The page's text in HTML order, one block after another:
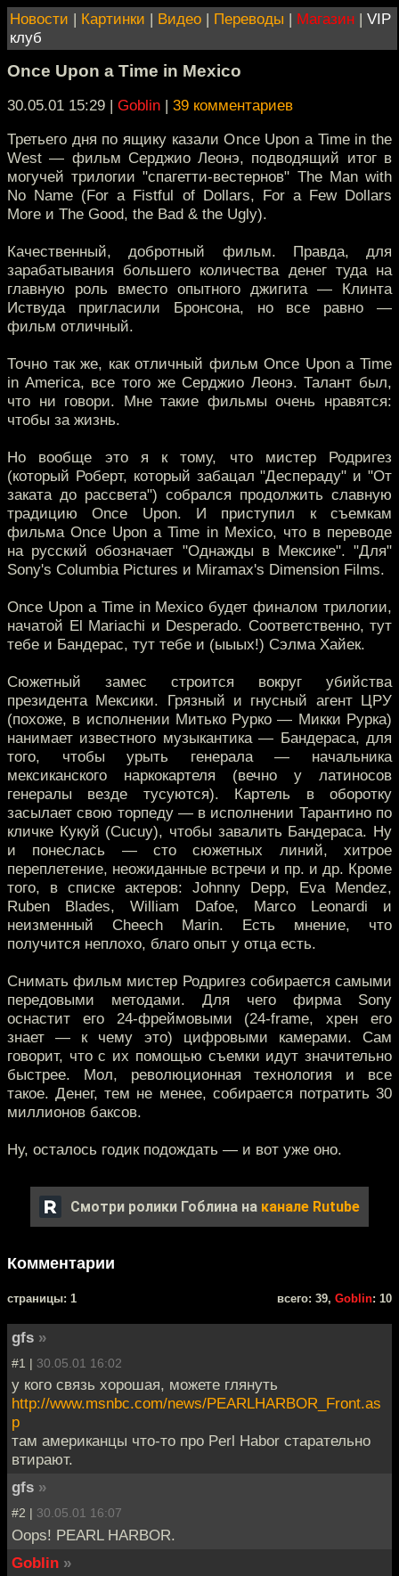
Новости | Картинки | Видео | Переводы | Магазин | VIP
клуб
Once Upon a Time in Mexico
30.05.01 15:29 | Goblin | 39 комментариев
Третьего дня по ящику казали Once Upon a Time in the
West — фильм Серджио Леонэ, подводящий итог в
могучей трилогии "спагетти-вестернов" The Man with
No Name (For a Fistful of Dollars, For a Few Dollars
More и The Good, the Bad & the Ugly).
Качественный, добротный фильм. Правда, для
зарабатывания большего количества денег туда на
главную роль вместо опытного джигита — Клинта
Иствуда пригласили Бронсона, но все равно —
фильм отличный.
Точно так же, как отличный фильм Once Upon a Time
in America, все того же Серджио Леонэ. Талант был,
что ни говори. Мне такие фильмы очень нравятся:
чтобы за жизнь.
Но вообще это я к тому, что мистер Родригез
(который Роберт, который забацал "Деспераду" и "От
заката до рассвета") собрался продолжить славную
традицию Once Upon. И приступил к съемкам
фильма Once Upon a Time in Mexico, что в переводе
на русский обозначает "Однажды в Мексике". "Для"
Sony's Columbia Pictures и Miramax's Dimension Films.
Once Upon a Time in Mexico будет финалом трилогии,
начатой El Mariachi и Desperado. Соответственно, тут
тебе и Бандерас, тут тебе и (ыыых!) Сэлма Хайек.
Сюжетный замес строится вокруг убийства
президента Мексики. Грязный и гнусный агент ЦРУ
(похоже, в исполнении Митько Рурко — Микки Рурка)
нанимает известного музыкантика — Бандераса, для
того, чтобы урыть генерала — начальника
мексиканского наркокартеля (вечно у латиносов
генералы везде тусуются). Картель в оборотку
засылает свою торпеду — в исполнении Тарантино по
кличке Кукуй (Cucuy), чтобы завалить Бандераса. Ну
и понеслась — сто сюжетных линий, хитрое
переплетение, неожиданные встречи и пр. и др. Кроме
того, в списке актеров: Johnny Depp, Eva Mendez,
Ruben Blades, William Dafoe, Marco Leonardi и
неизменный Cheech Marin. Есть мнение, что
получится неплохо, благо опыт у отца есть.
Снимать фильм мистер Родригез собирается самыми
передовыми методами. Для чего фирма Sony
оснастит его 24-фреймовыми (24-frame, хрен его
знает — к чему это) цифровыми камерами. Сам
говорит, что с их помощью съемки идут значительно
быстрее. Мол, революционная технология и все
такое. Денег, тем не менее, собирается потратить 30
миллионов баксов.
Ну, осталось годик подождать — и вот уже оно.
Смотри ролики Гоблина на канале Rutube
Комментарии
cтраницы: 1 всего: 39, Goblin: 10
gfs »
#1 | 30.05.01 16:02
у кого связь хорошая, можете глянуть
http://www.msnbc.com/news/PEARLHARBOR_Front.as
p
там американцы что-то про Perl Habor старательно
втирают.
gfs »
#2 | 30.05.01 16:07
Oops! PEARL HARBOR.
Goblin »